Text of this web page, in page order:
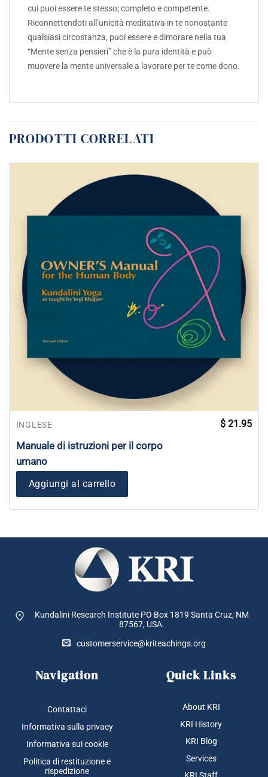
cui puoi essere te stesso; completo e competente.
Riconnettendoti all’unicità meditativa in te nonostante
qualsiasi circostanza, puoi essere e dimorare nella tua
“Mente senza pensieri” che è la pura identità e può
muovere la mente universale a lavorare per te come dono.
PRODOTTI CORRELATI
INGLESE
Manuale di istruzioni per il corpo
umano
$ 21.95
Aggiungi al carrello
Kundalini Research Institute PO Box 1819 Santa Cruz, NM
87567, USA.
customerservice@kriteachings.org
Navigation
Contattaci
Informativa sulla privacy
Informativa sui cookie
Politica di restituzione e
rispedizione
Quick Links
About KRI
KRI History
KRI Blog
Services